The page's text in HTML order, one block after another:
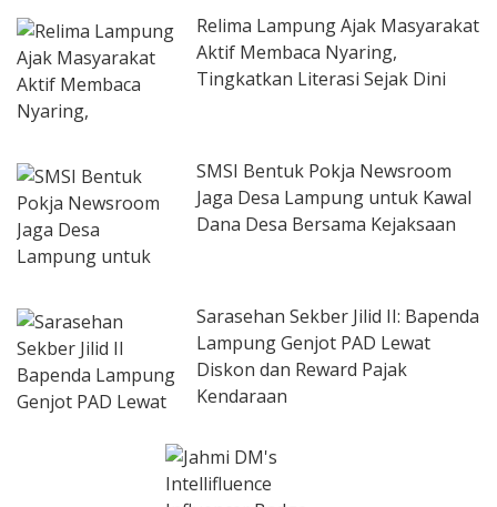
Relima Lampung Ajak Masyarakat
Aktif Membaca Nyaring,
Tingkatkan Literasi Sejak Dini
SMSI Bentuk Pokja Newsroom
Jaga Desa Lampung untuk Kawal
Dana Desa Bersama Kejaksaan
Sarasehan Sekber Jilid II: Bapenda
Lampung Genjot PAD Lewat
Diskon dan Reward Pajak
Kendaraan